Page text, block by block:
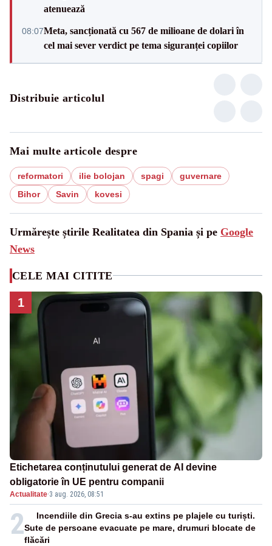
atenuează
08:07Meta, sancționată cu 567 de milioane de dolari în
cel mai sever verdict pe tema siguranței copiilor
Distribuie articolul
Mai multe articole despre
reformatori ilie bolojan spagi
guvernare
Bihor
Savin kovesi
Urmărește știrile Realitatea din Spania și pe Google
News
CELE MAI CITITE
1
Etichetarea conținutului generat de AI devine
obligatorie în UE pentru companii
Actualitate·3 aug. 2026, 08:51
2
Incendiile din Grecia s-au extins pe plajele cu turiști.
Sute de persoane evacuate pe mare, drumuri blocate de
flăcări